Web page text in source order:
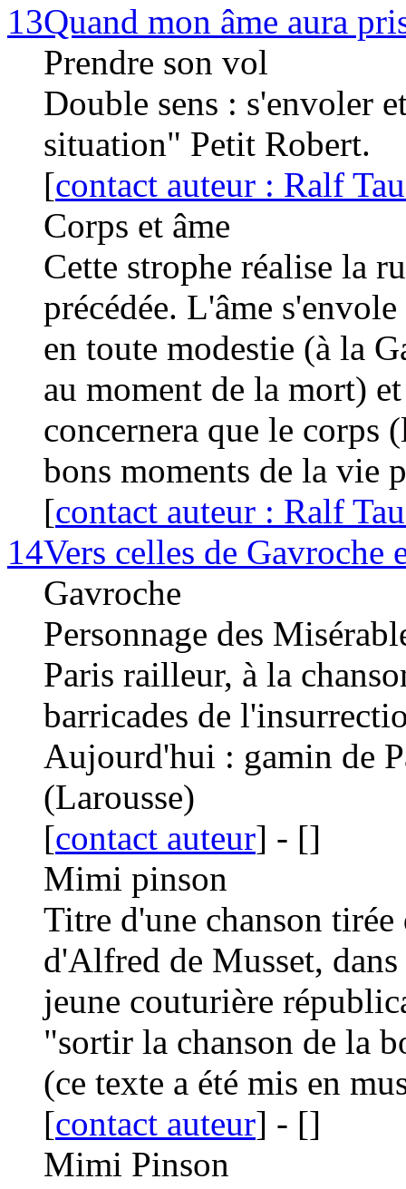
13Quand mon âme aura
Prendre son vol
Double sens : s'envoler
situation" Petit Robert.
[contact auteur : Ralf
Corps et âme
Cette strophe réalise la
précédée. L'âme
en toute modestie (à la
au moment de la mort)
concernera que le corps
bons moments de la vie
[contact auteur : Ralf
14Vers celles de
Gavroche
Personnage des
Paris railleur, à la
barricades de
Aujourd'hui : gamin de
(Larousse)
[contact auteur] - []
Mimi pinson
Titre d'une chanson
d'Alfred de Musset,
jeune couturière
"sortir la chanson de la
(ce texte a été mis en
[contact auteur] - []
Mimi Pinson